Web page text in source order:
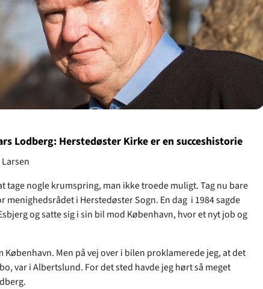
Lodberg: Herstedøster Kirke er en succeshistorie
tage nogle krumspring, man ikke troede muligt. Tag nu bare
menighedsrådet i Herstedøster Sogn. En dag i 1984 sagde
og satte sig i sin bil mod København, hvor et nyt job og
København. Men på vej over i bilen proklamerede jeg, at det
var i Albertslund. For det sted havde jeg hørt så meget